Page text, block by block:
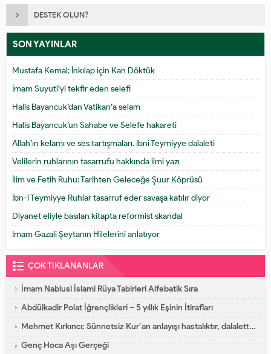
DESTEK OLUN?
SON YAYINLAR
Mustafa Kemal: İnkılap için Kan Döktük
İmam Suyuti’yi tekfir eden selefi
Halis Bayancuk’dan Vatikan’a selam
Halis Bayancuk’un Sahabe ve Selefe hakareti
Allah’ın kelamı ve ses tartışmaları. İbni Teymiyye dalaleti
Velilerin ruhlarının tasarrufu hakkında ilmi yazı
İlim ve Fetih Ruhu: Tarihten Geleceğe Şuur Köprüsü
İbn-i Teymiyye Ruhlar tasarruf eder savaşa katılır diyor
Diyanet eliyle basılan kitapta reformist skandal
İmam Gazali Şeytanın Hilelerini anlatıyor
ÇOK TIKLANANLAR
İmam Nablusi İslami Rüya Tabirleri Alfebatik Sıra
Abdülkadir Polat İğrençlikleri – 5 yıllık Eşinin İtirafları
Mehmet Kırkıncı: Sünnetsiz Kur’an anlayışı hastalıktır, dalalettir!
Genç Hoca Aşı Gerçeği